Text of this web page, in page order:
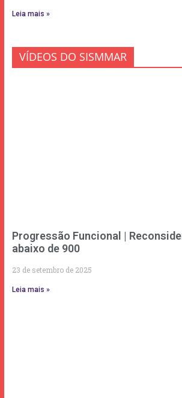
Leia mais »
VÍDEOS DO SISMMAR
Progressão Funcional |
abaixo de 900
23 de setembro de 2025
Leia mais »